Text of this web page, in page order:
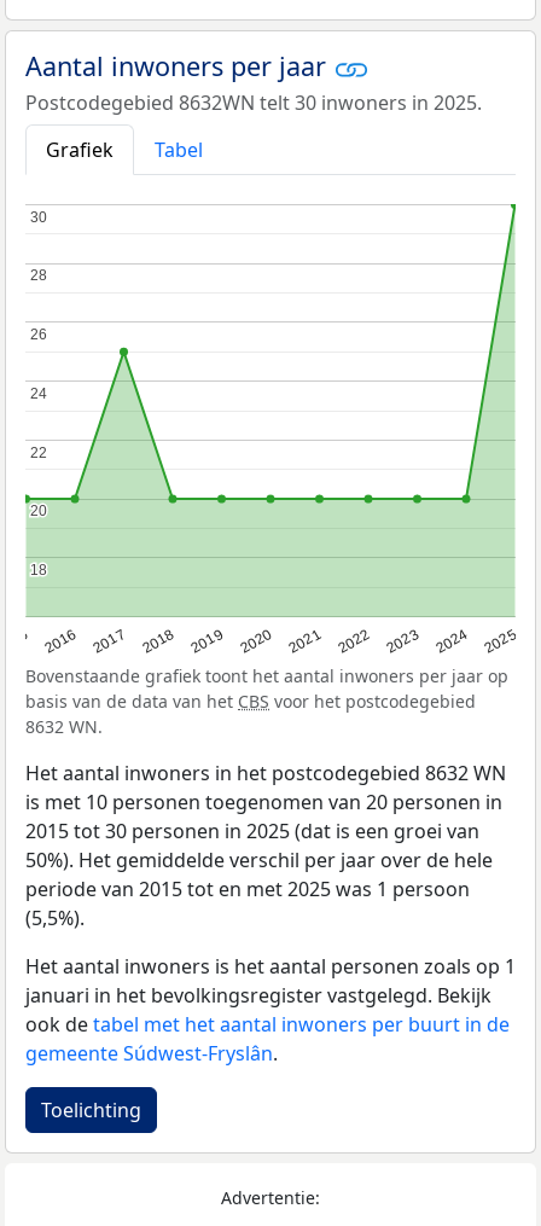
Aantal inwoners per jaar
Postcodegebied 8632WN telt 30 inwoners in 2025.
Grafiek
Tabel
2016 2017 2018 2019 2020 2021 2022 2023 2024 2025
18
18
20
20
22
22
24
24
26
26
28
28
30
30
Bovenstaande grafiek toont het aantal inwoners per jaar op
basis van de data van het CBS voor het postcodegebied
8632 WN.
Het aantal inwoners in het postcodegebied 8632 WN
is met 10 personen toegenomen van 20 personen in
2015 tot 30 personen in 2025 (dat is een groei van
50%). Het gemiddelde verschil per jaar over de hele
periode van 2015 tot en met 2025 was 1 persoon
(5,5%).
Het aantal inwoners is het aantal personen zoals op 1
januari in het bevolkingsregister vastgelegd. Bekijk
ook detabel met het aantal inwoners per buurt in de
gemeente Súdwest-Fryslân.
Toelichting
Advertentie: